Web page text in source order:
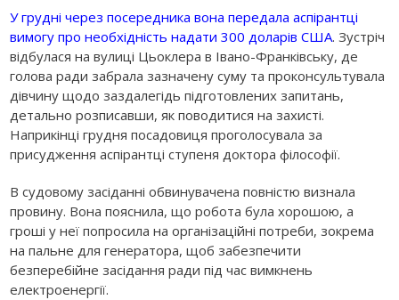
У грудні через посередника вона передала аспірантці
вимогу про необхідність надати 300 доларів США. Зустріч
відбулася на вулиці Цьоклера в Івано-Франківську, де
голова ради забрала зазначену суму та проконсультувала
дівчину щодо заздалегідь підготовлених запитань,
детально розписавши, як поводитися на захисті.
Наприкінці грудня посадовиця проголосувала за
присудження аспірантці ступеня доктора філософії.
В судовому засіданні обвинувачена повністю визнала
провину. Вона пояснила, що робота була хорошою, а
гроші у неї попросила на організаційні потреби, зокрема
на пальне для генератора, щоб забезпечити
безперебійне засідання ради під час вимкнень
електроенергії.